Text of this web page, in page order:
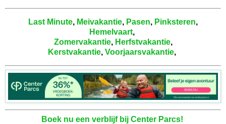
Last Minute, Meivakantie, Pasen, Pinksteren,
Hemelvaart,
Zomervakantie, Herfstvakantie,
Kerstvakantie, Voorjaarsvakantie,
Boek nu een verblijf bij Center Parcs!